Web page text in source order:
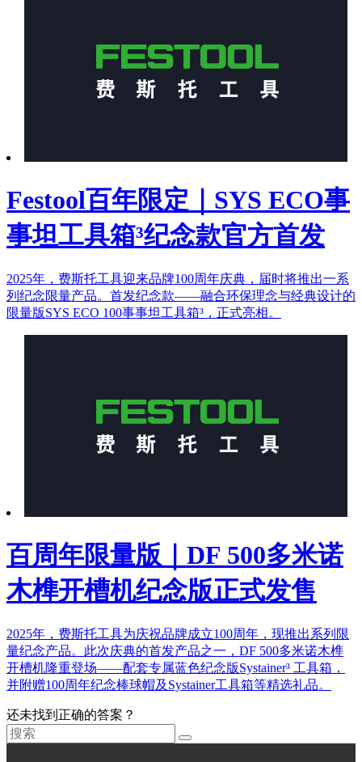
Festool百年限定｜SYS ECO事
事坦工具箱³纪念款官方首发
2025年，费斯托工具迎来品牌100周年庆典，届时将推出一系
列纪念限量产品。首发纪念款——融合环保理念与经典设计的
限量版SYS ECO 100事事坦工具箱³，正式亮相。
百周年限量版｜DF 500多米诺
木榫开槽机纪念版正式发售
2025年，费斯托工具为庆祝品牌成立100周年，现推出系列限
量纪念产品。此次庆典的首发产品之一，DF 500多米诺木榫
开槽机隆重登场——配套专属蓝色纪念版Systainer³ 工具箱，
并附赠100周年纪念棒球帽及Systainer工具箱等精选礼品。
还未找到正确的答案？